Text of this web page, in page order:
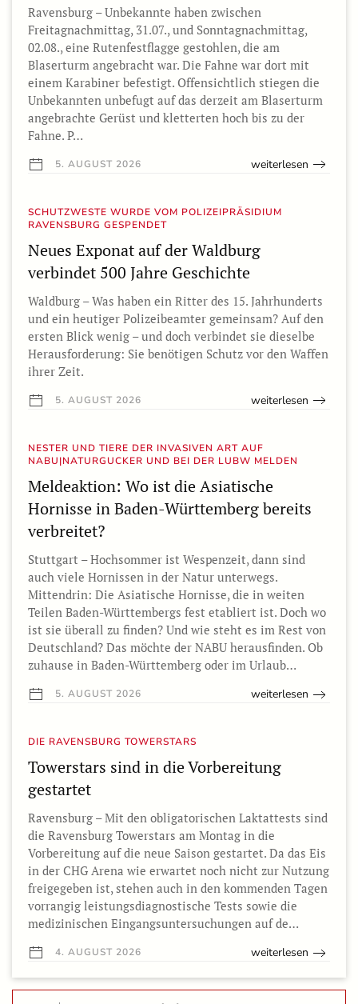
Ravensburg – Unbekannte haben zwischen
Freitagnachmittag, 31.07., und Sonntagnachmittag,
02.08., eine Rutenfestflagge gestohlen, die am
Blaserturm angebracht war. Die Fahne war dort mit
einem Karabiner befestigt. Offensichtlich stiegen die
Unbekannten unbefugt auf das derzeit am Blaserturm
angebrachte Gerüst und kletterten hoch bis zu der
Fahne. P…
5. AUGUST 2026 weiterlesen
SCHUTZWESTE WURDE VOM POLIZEIPRÄSIDIUM
RAVENSBURG GESPENDET
Neues Exponat auf der Waldburg
verbindet 500 Jahre Geschichte
Waldburg – Was haben ein Ritter des 15. Jahrhunderts
und ein heutiger Polizeibeamter gemeinsam? Auf den
ersten Blick wenig – und doch verbindet sie dieselbe
Herausforderung: Sie benötigen Schutz vor den Waffen
ihrer Zeit.
5. AUGUST 2026 weiterlesen
NESTER UND TIERE DER INVASIVEN ART AUF
NABU|NATURGUCKER UND BEI DER LUBW MELDEN
Meldeaktion: Wo ist die Asiatische
Hornisse in Baden-Württemberg bereits
verbreitet?
Stuttgart – Hochsommer ist Wespenzeit, dann sind
auch viele Hornissen in der Natur unterwegs.
Mittendrin: Die Asiatische Hornisse, die in weiten
Teilen Baden-Württembergs fest etabliert ist. Doch wo
ist sie überall zu finden? Und wie steht es im Rest von
Deutschland? Das möchte der NABU herausfinden. Ob
zuhause in Baden-Württemberg oder im Urlaub…
5. AUGUST 2026 weiterlesen
DIE RAVENSBURG TOWERSTARS
Towerstars sind in die Vorbereitung
gestartet
Ravensburg – Mit den obligatorischen Laktattests sind
die Ravensburg Towerstars am Montag in die
Vorbereitung auf die neue Saison gestartet. Da das Eis
in der CHG Arena wie erwartet noch nicht zur Nutzung
freigegeben ist, stehen auch in den kommenden Tagen
vorrangig leistungsdiagnostische Tests sowie die
medizinischen Eingangsuntersuchungen auf de…
4. AUGUST 2026 weiterlesen